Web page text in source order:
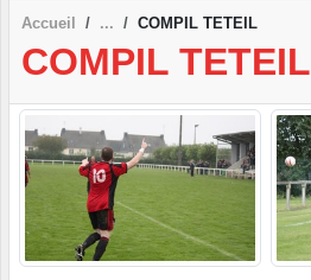
Accueil COMPIL TETEIL
COMPIL TETEIL